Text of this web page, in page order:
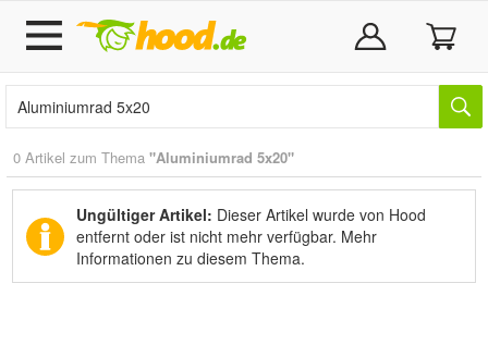
0 Artikel zum Thema "Aluminiumrad 5x20"
Ungültiger Artikel: Dieser Artikel wurde von Hood
entfernt oder ist nicht mehr verfügbar. Mehr
Informationen zu diesem Thema.